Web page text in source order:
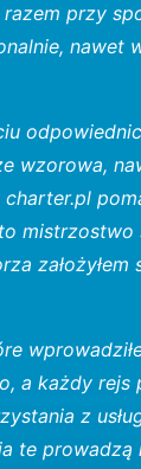
przy
nawet
wzorowa,
a każdy
z
te